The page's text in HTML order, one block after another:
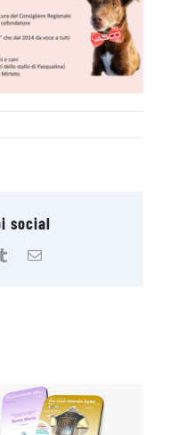
social
TumblrEmail